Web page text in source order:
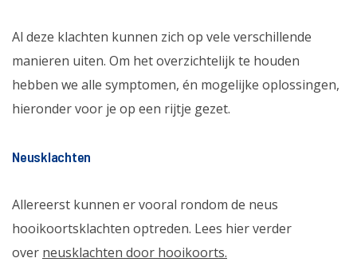
Al deze klachten kunnen zich op vele verschillende
manieren uiten. Om het overzichtelijk te houden
hebben we alle symptomen, én mogelijke oplossingen,
hieronder voor je op een rijtje gezet.
Neusklachten
Allereerst kunnen er vooral rondom de neus
hooikoortsklachten optreden. Lees hier verder
over neusklachten door hooikoorts.